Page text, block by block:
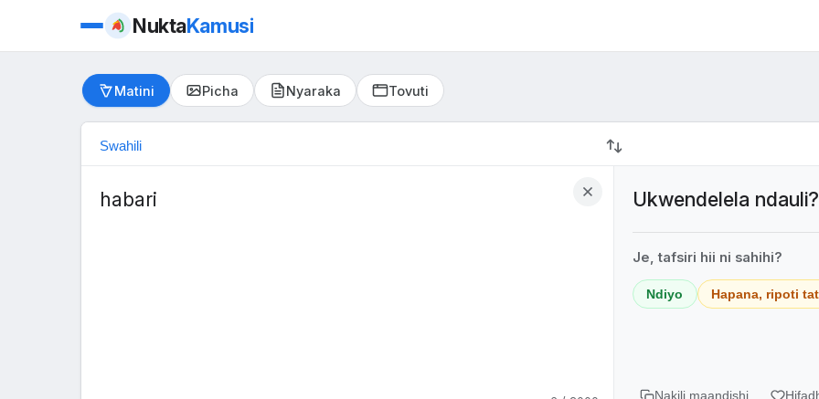
NuktaKamusi
Matini Picha Nyaraka Tovuti
Ukwendelela ndauli?
Je, tafsiri hii ni sahihi?
Ndiyo Hapana, ripoti
Nakili maandishi